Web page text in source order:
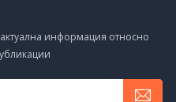
информация относно